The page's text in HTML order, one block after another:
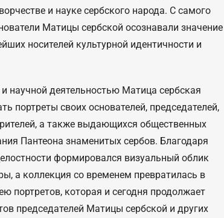
и науке сербского народа. С самого
Матицы сербской осознавали значение
носителей культурной идентичности и
научной деятельностью Матица сербская
портреты своих основателей, председателей,
а также выдающихся общественных
Пантеона знаменитых сербов. Благодаря
формировался визуальный облик
а коллекция со временем превратилась в
портретов, которая и сегодня продолжает
председателей Матицы сербской и других